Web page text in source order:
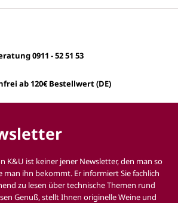
0911 - 52 51 53
ab 120€ Bestellwert (DE)
K&U ist keiner jener Newsletter, den man so
man ihn bekommt. Er informiert Sie fachlich
zu lesen über technische Themen rund
Genuß, stellt Ihnen originelle Weine und